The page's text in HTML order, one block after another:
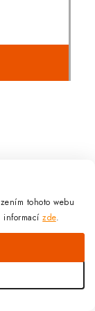
tohoto webu
informacízde.